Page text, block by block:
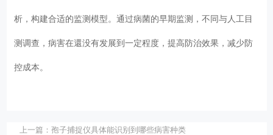
析，构建合适的监测模型。通过病菌的早期监测，不同与人工目
测调查，病害在還没有发展到一定程度，提高防治效果，减少防
控成本。
上一篇： 孢子捕捉仪具体能识别到哪些病害种类